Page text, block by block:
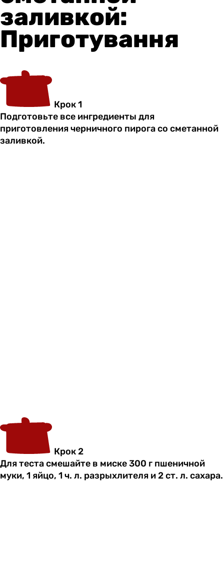
заливкой:
Приготування
Крок 1
Подготовьте все ингредиенты для
приготовления черничного пирога со сметанной
заливкой.
Крок 2
Для теста смешайте в миске 300 г пшеничной
муки, 1 яйцо, 1 ч. л. разрыхлителя и 2 ст. л. сахара.